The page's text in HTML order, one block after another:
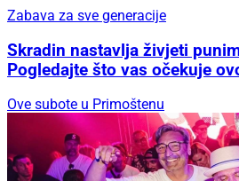
Zabava za sve generacije
Skradin nastavlja živjeti
Pogledajte što vas očekuje
Ove subote u Primoštenu